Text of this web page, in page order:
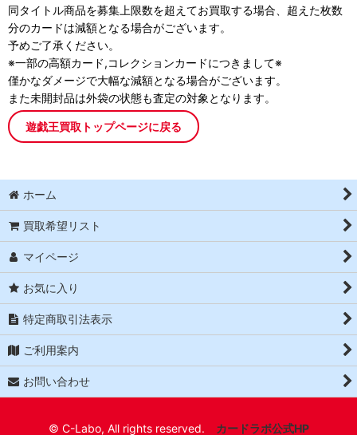
同タイトル商品を募集上限数を超えてお買取する場合、超えた枚数
分のカードは減額となる場合がございます。
予めご了承ください。
※一部の高額カード,コレクションカードにつきまして※
僅かなダメージで大幅な減額となる場合がございます。
また未開封品は外袋の状態も査定の対象となります。
遊戯王買取トップページに戻る
ホーム
買取希望リスト
マイページ
お気に入り
特定商取引法表示
ご利用案内
お問い合わせ
© C-Labo, All rights reserved. カードラボ公式HP